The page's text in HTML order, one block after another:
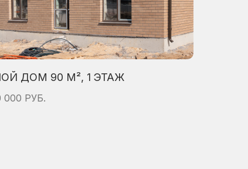
ДОМ 90 М², 1 ЭТАЖ
000 РУБ.